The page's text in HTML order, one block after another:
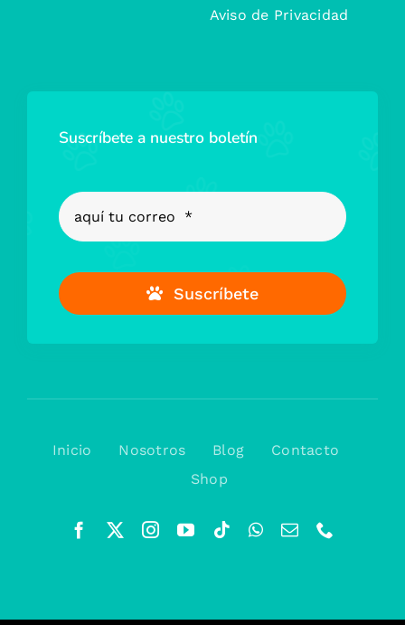
Aviso de Privacidad
Suscríbete a nuestro boletín
Suscríbete
Inicio Nosotros Blog
Contacto
Shop